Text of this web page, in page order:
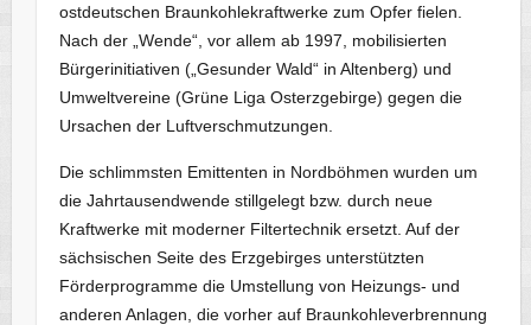
ostdeutschen Braunkohlekraftwerke zum Opfer fielen.
Nach der „Wende“, vor allem ab 1997, mobilisierten
Bürgerinitiativen („Gesunder Wald“ in Altenberg) und
Umweltvereine (Grüne Liga Osterzgebirge) gegen die
Ursachen der Luftverschmutzungen.
Die schlimmsten Emittenten in Nordböhmen wurden um
die Jahrtausendwende stillgelegt bzw. durch neue
Kraftwerke mit moderner Filtertechnik ersetzt. Auf der
sächsischen Seite des Erzgebirges unterstützten
Förderprogramme die Umstellung von Heizungs- und
anderen Anlagen, die vorher auf Braunkohleverbrennung